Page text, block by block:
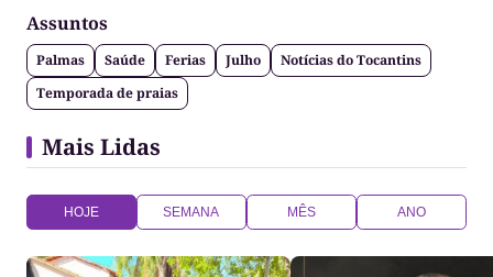
Assuntos
Palmas Saúde Ferias Julho
Notícias do Tocantins
Temporada de praias
Mais Lidas
HOJE SEMANA MÊS ANO